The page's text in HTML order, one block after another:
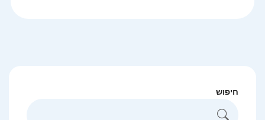
חיפוש